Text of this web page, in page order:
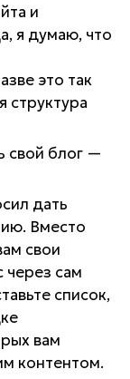
и
я думаю, что
это так
структура
дать
Вместо
свои
через сам
список,
вам
контентом.